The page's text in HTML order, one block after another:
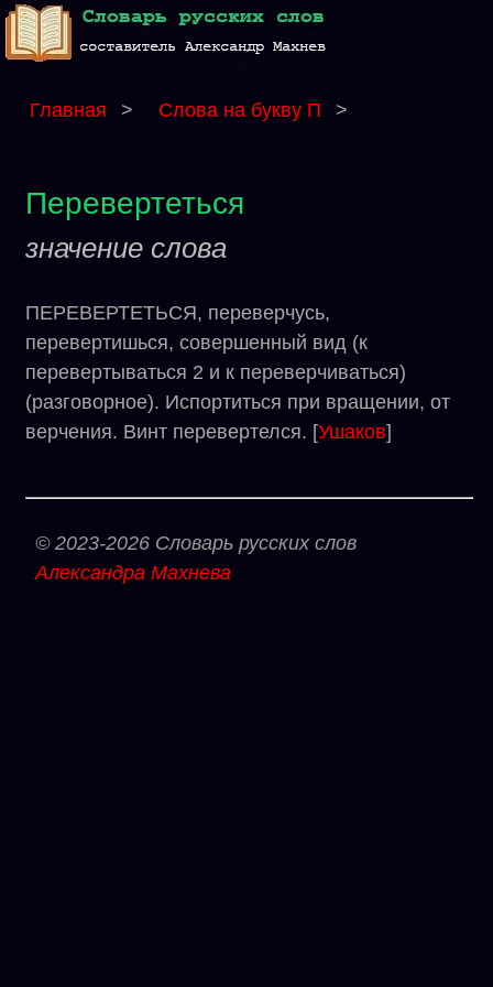
Главная > Слова на букву П >
Перевертеться
значение слова
ПЕРЕВЕРТЕТЬСЯ, переверчусь,
перевертишься, совершенный вид (к
перевертываться 2 и к переверчиваться)
(разговорное). Испортиться при вращении, от
верчения. Винт перевертелся. [Ушаков]
© 2023-2026 Словарь русских слов
Александра Махнева